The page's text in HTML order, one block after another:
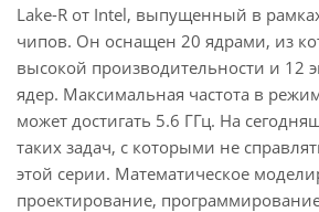
Lake-R от Intel, выпущенный в
чипов. Он оснащен 20 ядрами, из
высокой производительности и 12
ядер. Максимальная частота в
может достигать 5.6 ГГц. На
таких задач, с которыми не
этой серии. Математическое
проектирование,